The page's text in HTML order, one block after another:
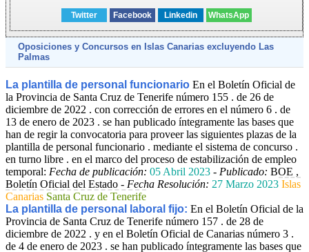
Twitter Facebook Linkedin WhatsApp
Oposiciones y Concursos en Islas Canarias excluyendo Las
Palmas
La plantilla de personal funcionario En el Boletín Oficial de
la Provincia de Santa Cruz de Tenerife número 155 . de 26 de
diciembre de 2022 . con corrección de errores en el número 6 . de
13 de enero de 2023 . se han publicado íntegramente las bases que
han de regir la convocatoria para proveer las siguientes plazas de la
plantilla de personal funcionario . mediante el sistema de concurso .
en turno libre . en el marco del proceso de estabilización de empleo
temporal: Fecha de publicación: 05 Abril 2023 - Publicado: BOE ,
Boletín Oficial del Estado - Fecha Resolución: 27 Marzo 2023 Islas
Canarias Santa Cruz de Tenerife
La plantilla de personal laboral fijo: En el Boletín Oficial de la
Provincia de Santa Cruz de Tenerife número 157 . de 28 de
diciembre de 2022 . y en el Boletín Oficial de Canarias número 3 .
de 4 de enero de 2023 . se han publicado íntegramente las bases que